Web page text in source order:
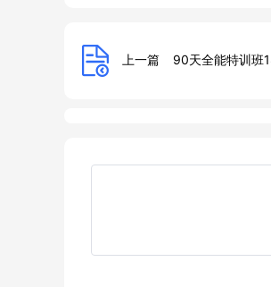
上一篇 90天全能特训班